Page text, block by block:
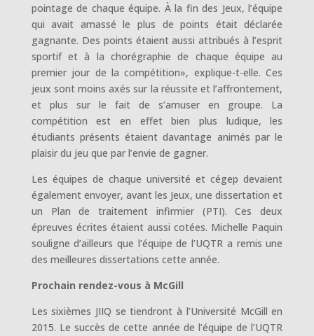
pointage de chaque équipe. À la fin des Jeux, l’équipe
qui avait amassé le plus de points était déclarée
gagnante. Des points étaient aussi attribués à l’esprit
sportif et à la chorégraphie de chaque équipe au
premier jour de la compétition», explique-t-elle. Ces
jeux sont moins axés sur la réussite et l’affrontement,
et plus sur le fait de s’amuser en groupe. La
compétition est en effet bien plus ludique, les
étudiants présents étaient davantage animés par le
plaisir du jeu que par l’envie de gagner.
Les équipes de chaque université et cégep devaient
également envoyer, avant les Jeux, une dissertation et
un Plan de traitement infirmier (PTI). Ces deux
épreuves écrites étaient aussi cotées. Michelle Paquin
souligne d’ailleurs que l’équipe de l’UQTR a remis une
des meilleures dissertations cette année.
Prochain rendez-vous à McGill
Les sixièmes JIIQ se tiendront à l’Université McGill en
2015. Le succès de cette année de l’équipe de l’UQTR